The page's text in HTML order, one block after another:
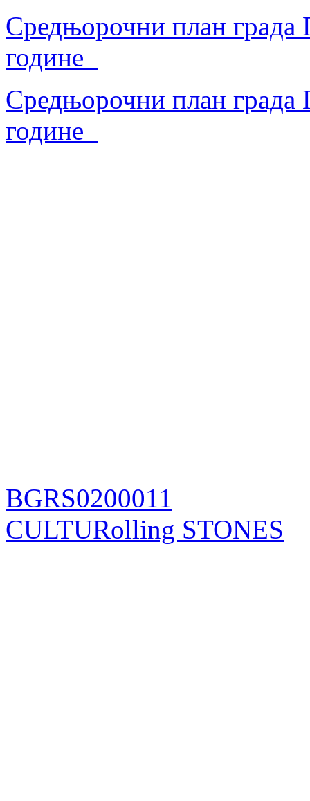
Средњорочни план града
године
Средњорочни план града
године
BGRS0200011
CULTURolling STONES